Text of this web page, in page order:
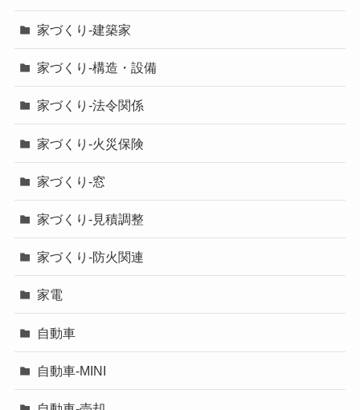
家づくり-建築家
家づくり-構造・設備
家づくり-法令関係
家づくり-火災保険
家づくり-窓
家づくり-見積調整
家づくり-防火関連
家電
自動車
自動車-MINI